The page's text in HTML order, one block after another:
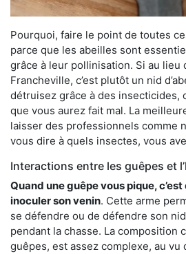
Pourquoi, faire le point de toutes
parce que les abeilles sont
grâce à leur pollinisation. Si au lieu
Francheville, c’est plutôt un nid
détruisez grâce à des insecticides,
que vous aurez fait mal. La
laisser des professionnels comme
vous dire à quels insectes, vous
Interactions entre les guêpes et
Quand une guêpe vous pique,
inoculer son venin. Cette arme
se défendre ou de défendre son
pendant la chasse. La composition
guêpes, est assez complexe, au vu